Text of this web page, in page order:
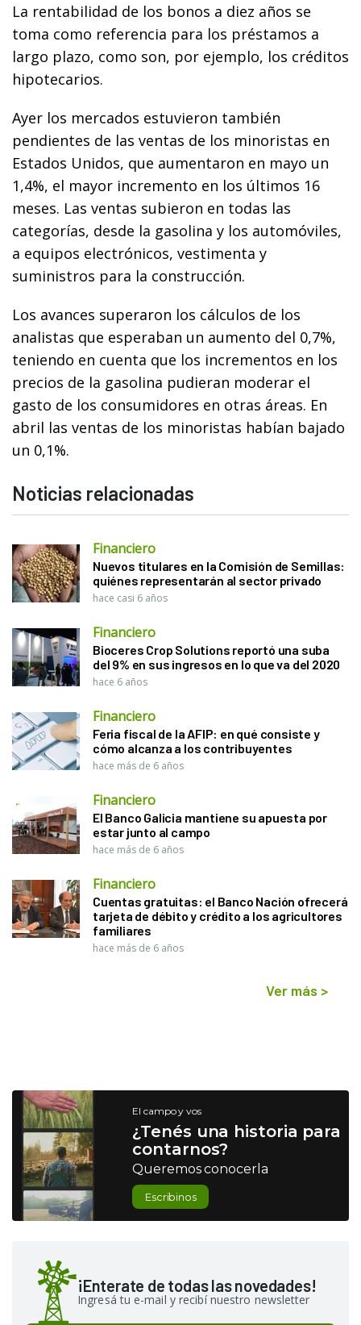
La rentabilidad de los bonos a diez años se
toma como referencia para los préstamos a
largo plazo, como son, por ejemplo, los créditos
hipotecarios.
Ayer los mercados estuvieron también
pendientes de las ventas de los minoristas en
Estados Unidos, que aumentaron en mayo un
1,4%, el mayor incremento en los últimos 16
meses. Las ventas subieron en todas las
categorías, desde la gasolina y los automóviles,
a equipos electrónicos, vestimenta y
suministros para la construcción.
Los avances superaron los cálculos de los
analistas que esperaban un aumento del 0,7%,
teniendo en cuenta que los incrementos en los
precios de la gasolina pudieran moderar el
gasto de los consumidores en otras áreas. En
abril las ventas de los minoristas habían bajado
un 0,1%.
Noticias relacionadas
Financiero
Nuevos titulares en la Comisión de Semillas:
quiénes representarán al sector privado
hace casi 6 años
Financiero
Bioceres Crop Solutions reportó una suba
del 9% en sus ingresos en lo que va del 2020
hace 6 años
Financiero
Feria fiscal de la AFIP: en qué consiste y
cómo alcanza a los contribuyentes
hace más de 6 años
Financiero
El Banco Galicia mantiene su apuesta por
estar junto al campo
hace más de 6 años
Financiero
Cuentas gratuitas: el Banco Nación ofrecerá
tarjeta de débito y crédito a los agricultores
familiares
hace más de 6 años
Ver más >
El campo y vos
¿Tenés una historia para
contarnos?
Queremos conocerla
Escribinos
¡Enterate de todas las novedades!
Ingresá tu e-mail y recibí nuestro newsletter